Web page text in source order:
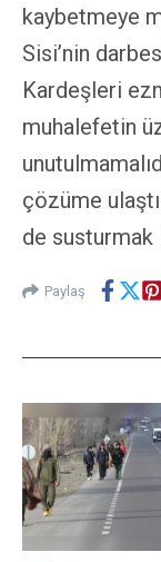
kaybetmeye
Sisi’nin
Kardeşleri
muhalefetin
çözüme
de susturmak
Paylaş